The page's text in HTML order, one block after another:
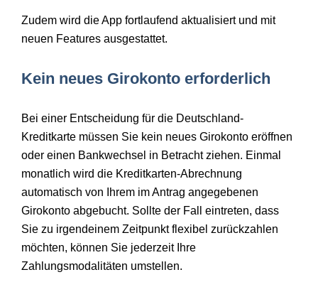
Zudem wird die App fortlaufend aktualisiert und mit
neuen Features ausgestattet.
Kein neues Girokonto erforderlich
Bei einer Entscheidung für die Deutschland-
Kreditkarte müssen Sie kein neues Girokonto eröffnen
oder einen Bankwechsel in Betracht ziehen. Einmal
monatlich wird die Kreditkarten-Abrechnung
automatisch von Ihrem im Antrag angegebenen
Girokonto abgebucht. Sollte der Fall eintreten, dass
Sie zu irgendeinem Zeitpunkt flexibel zurückzahlen
möchten, können Sie jederzeit Ihre
Zahlungsmodalitäten umstellen.